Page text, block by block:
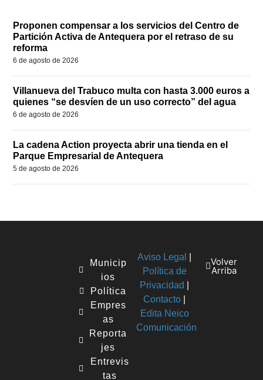
Proponen compensar a los servicios del Centro de
Partición Activa de Antequera por el retraso de su
reforma
6 de agosto de 2026
Villanueva del Trabuco multa con hasta 3.000 euros a
quienes “se desvíen de un uso correcto” del agua
6 de agosto de 2026
La cadena Action proyecta abrir una tienda en el
Parque Empresarial de Antequera
5 de agosto de 2026
Municip
ios
Política
Empres
as
Reporta
jes
Entrevis
tas
Aviso Legal
Política de
Privacidad
Contacto
Edita Neico
Comunicación
Volver
Arriba